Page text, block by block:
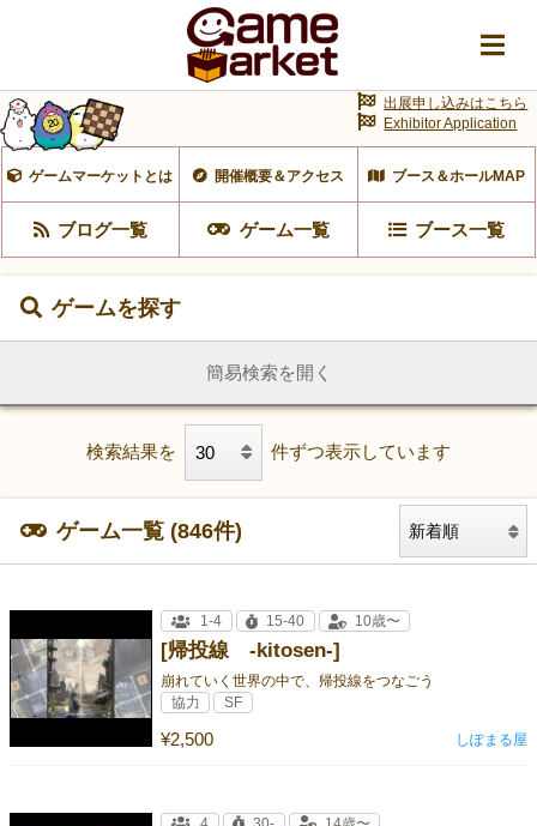
ゲームマーケットとは 開催概要＆アクセス ブース＆ホールMAP
ブログ一覧 ゲーム一覧 ブース一覧
出展申し込みはこちら
Exhibitor Application
ゲームを探す
簡易検索を開く
検索結果を 件ずつ表示しています
ゲーム一覧 (846件)
[帰投線 -kitosen-]
崩れていく世界の中で、帰投線をつなごう
¥2,500
1-4 15-40 10歳〜
協力 SF
しぽまる屋